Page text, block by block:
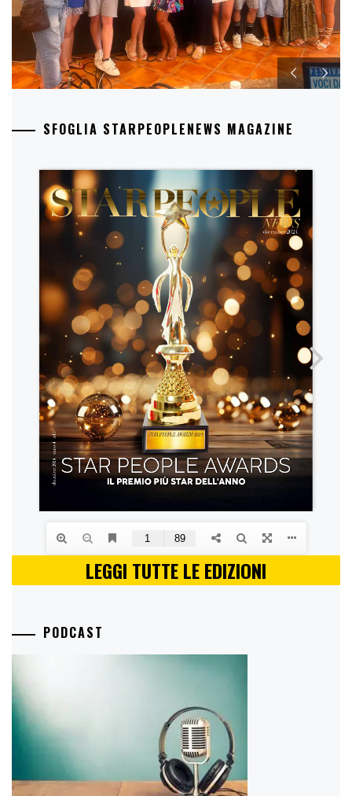
SFOGLIA STARPEOPLENEWS MAGAZINE
LEGGI TUTTE LE EDIZIONI
PODCAST